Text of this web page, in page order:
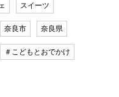
スイーツ
奈良市 奈良県
＃こどもとおでかけ